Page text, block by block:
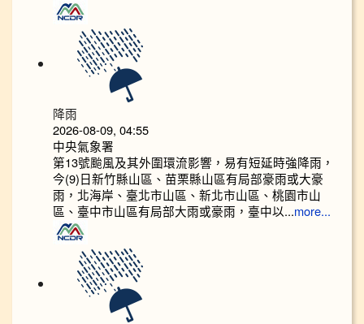
降雨
2026-08-09, 04:55
中央氣象署
第13號颱風及其外圍環流影響，易有短延時強降雨，
今(9)日新竹縣山區、苗栗縣山區有局部豪雨或大豪
雨，北海岸、臺北市山區、新北市山區、桃園市山
區、臺中市山區有局部大雨或豪雨，臺中以...more...